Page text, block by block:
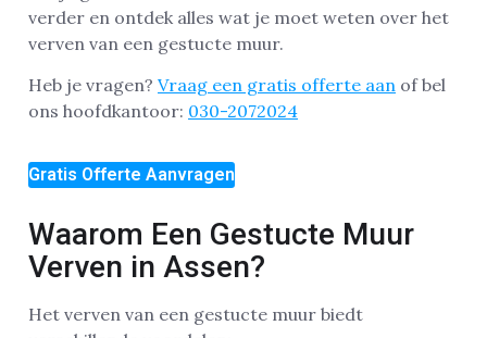
verder en ontdek alles wat je moet weten over het
verven van een gestucte muur.
Heb je vragen? Vraag een gratis offerte aan of bel
ons hoofdkantoor: 030-2072024
Gratis Offerte Aanvragen
Waarom Een Gestucte Muur
Verven in Assen?
Het verven van een gestucte muur biedt